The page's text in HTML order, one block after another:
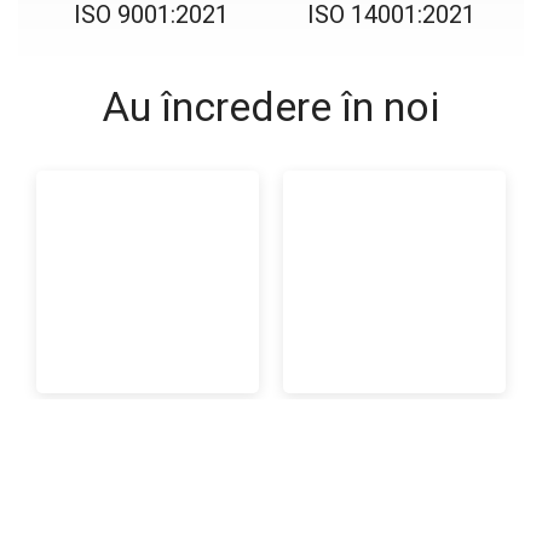
ISO 9001:2021 ISO 14001:2021
Au încredere în noi